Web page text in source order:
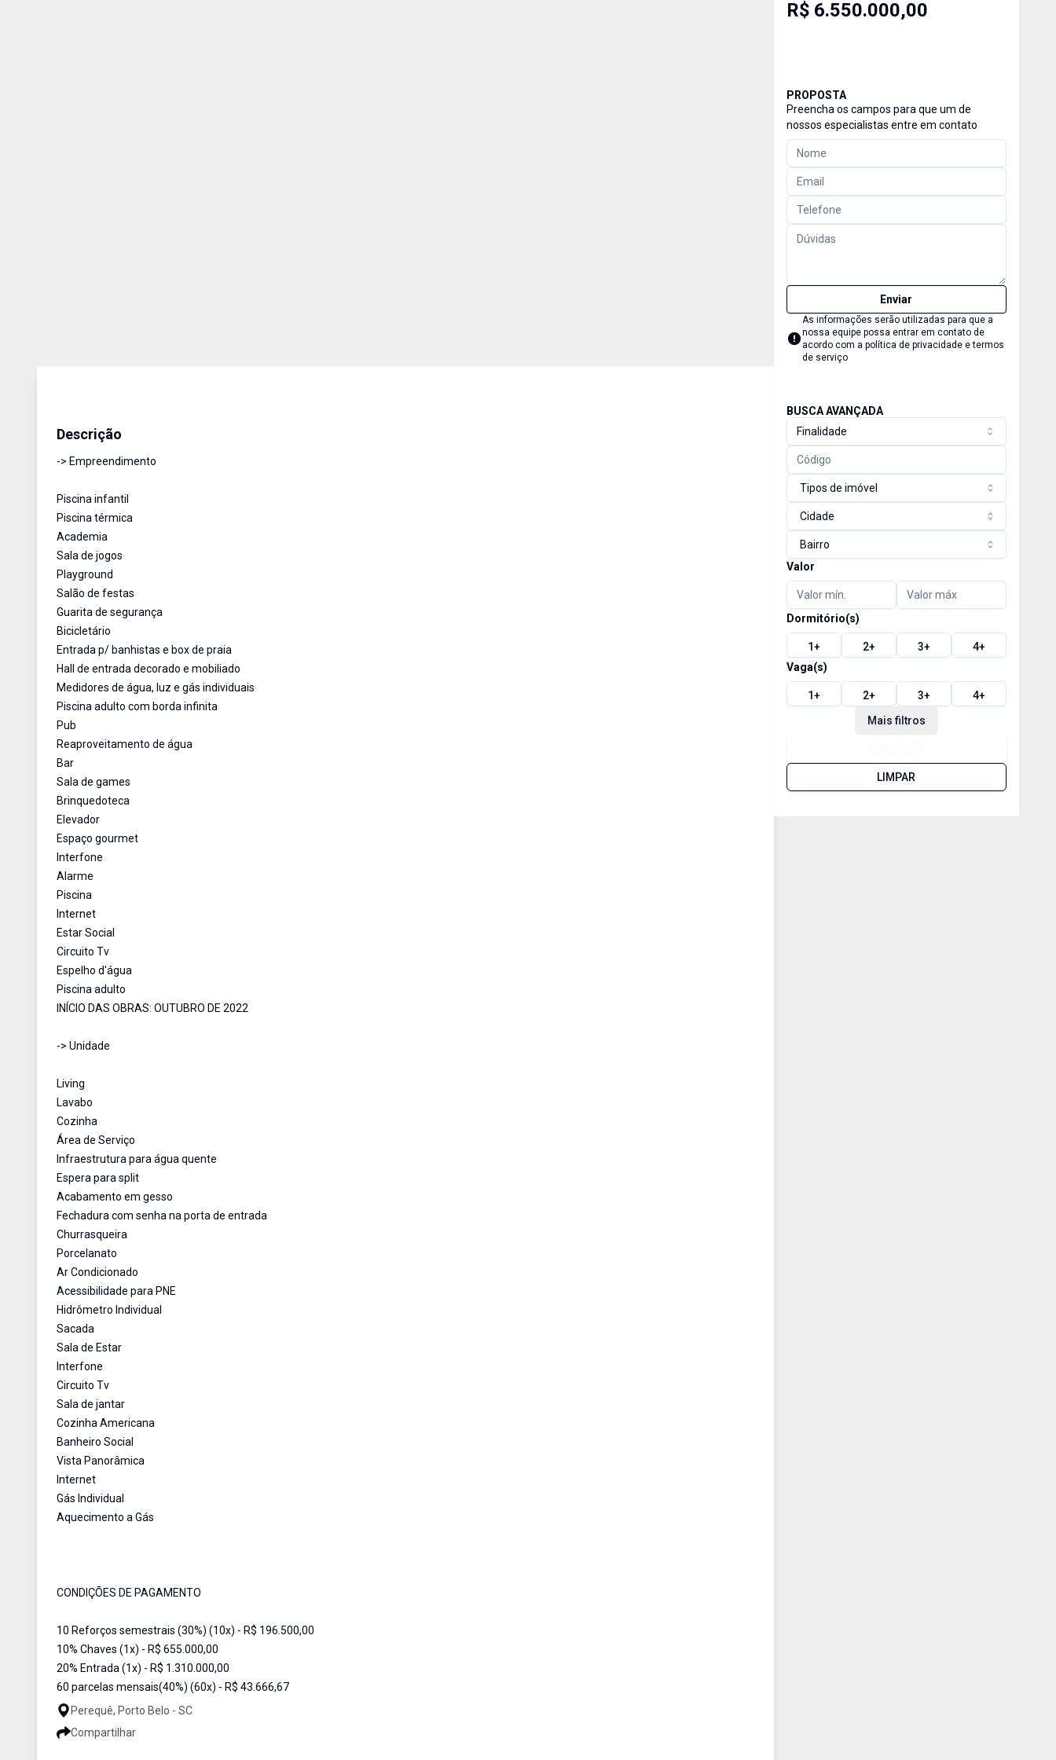
Descrição
-> Empreendimento
Piscina infantil
Piscina térmica
Academia
Sala de jogos
Playground
Salão de festas
Guarita de segurança
Bicicletário
Entrada p/ banhistas e box de praia
Hall de entrada decorado e mobiliado
Medidores de água, luz e gás individuais
Piscina adulto com borda infinita
Pub
Reaproveitamento de água
Bar
Sala de games
Brinquedoteca
Elevador
Espaço gourmet
Interfone
Alarme
Piscina
Internet
Estar Social
Circuito Tv
Espelho d'água
Piscina adulto
INÍCIO DAS OBRAS: OUTUBRO DE 2022
-> Unidade
Living
Lavabo
Cozinha
Área de Serviço
Infraestrutura para água quente
Espera para split
Acabamento em gesso
Fechadura com senha na porta de entrada
Churrasqueira
Porcelanato
Ar Condicionado
Acessibilidade para PNE
Hidrômetro Individual
Sacada
Sala de Estar
Interfone
Circuito Tv
Sala de jantar
Cozinha Americana
Banheiro Social
Vista Panorâmica
Internet
Gás Individual
Aquecimento a Gás
CONDIÇÕES DE PAGAMENTO
10 Reforços semestrais (30%) (10x) - R$ 196.500,00
10% Chaves (1x) - R$ 655.000,00
20% Entrada (1x) - R$ 1.310.000,00
60 parcelas mensais(40%) (60x) - R$ 43.666,67
Perequê, Porto Belo - SC
Compartilhar
R$ 6.550.000,00
PROPOSTA
Preencha os campos para que um de
nossos especialistas entre em contato
Enviar
As informações serão utilizadas para que a
nossa equipe possa entrar em contato de
acordo com a política de privacidade e termos
de serviço
BUSCA AVANÇADA
Finalidade
Tipos de imóvel
Cidade
Bairro
Valor
Dormitório(s)
1+ 2+ 3+ 4+
Vaga(s)
1+ 2+ 3+ 4+
Mais filtros
LIMPAR